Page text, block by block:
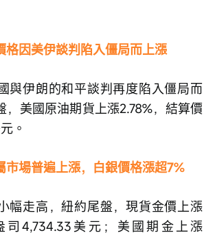
格因美伊談判陷入僵局而上漲
與伊朗的和平談判再度陷入僵局而
，美國原油期貨上漲2.78%，結算價
。
市場普遍上漲，白銀價格漲超7%
幅走高，紐約尾盤，現貨金價上漲
司4,734.33美元；美國期金上漲